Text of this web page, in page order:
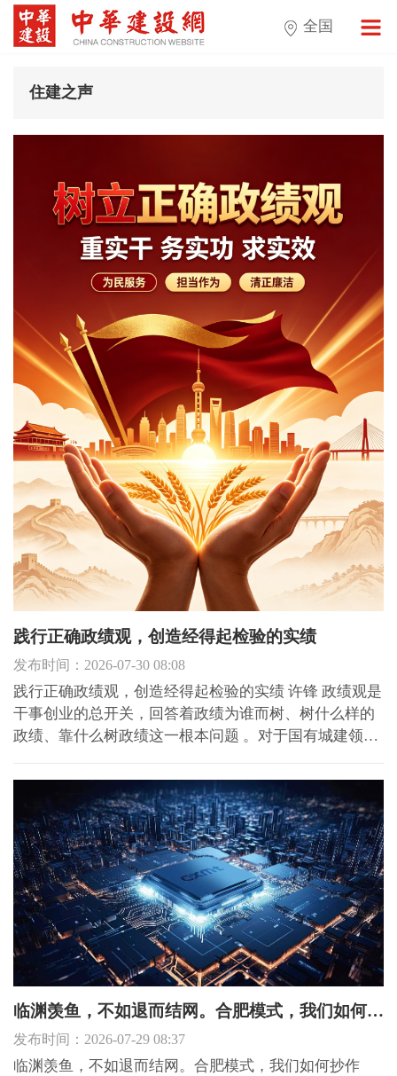
全国
住建之声
践行正确政绩观，创造经得起检验的实绩
发布时间：2026-07-30 08:08
践行正确政绩观，创造经得起检验的实绩 许锋 政绩观是
干事创业的总开关，回答着政绩为谁而树、树什么样的
政绩、靠什么树政绩这一根本问题 。对于国有城建领域
联度高的现实岗位，自觉树立和践行正确政绩观，摒弃
重显绩轻潜绩、重短期轻长远的思维误区，坚持实事求
是、为...
临渊羡鱼，不如退而结网。合肥模式，我们如何抄作业？
发布时间：2026-07-29 08:37
临渊羡鱼，不如退而结网。合肥模式，我们如何抄作